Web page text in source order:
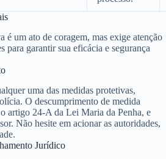
é um ato de coragem, mas exige atenção
para garantir sua eficácia e segurança
uma das medidas protetivas,
O descumprimento de medida
artigo 24-A da Lei Maria da Penha, e
Não hesite em acionar as autoridades,
Jurídico